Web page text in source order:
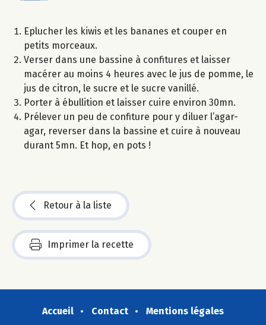
Eplucher les kiwis et les bananes et couper en
petits morceaux.
Verser dans une bassine à confitures et laisser
macérer au moins 4 heures avec le jus de pomme, le
jus de citron, le sucre et le sucre vanillé.
Porter à ébullition et laisser cuire environ 30mn.
Prélever un peu de confiture pour y diluer l’agar-
agar, reverser dans la bassine et cuire à nouveau
durant 5mn. Et hop, en pots !
Retour à la liste
Imprimer la recette
Accueil Contact
Mentions légales